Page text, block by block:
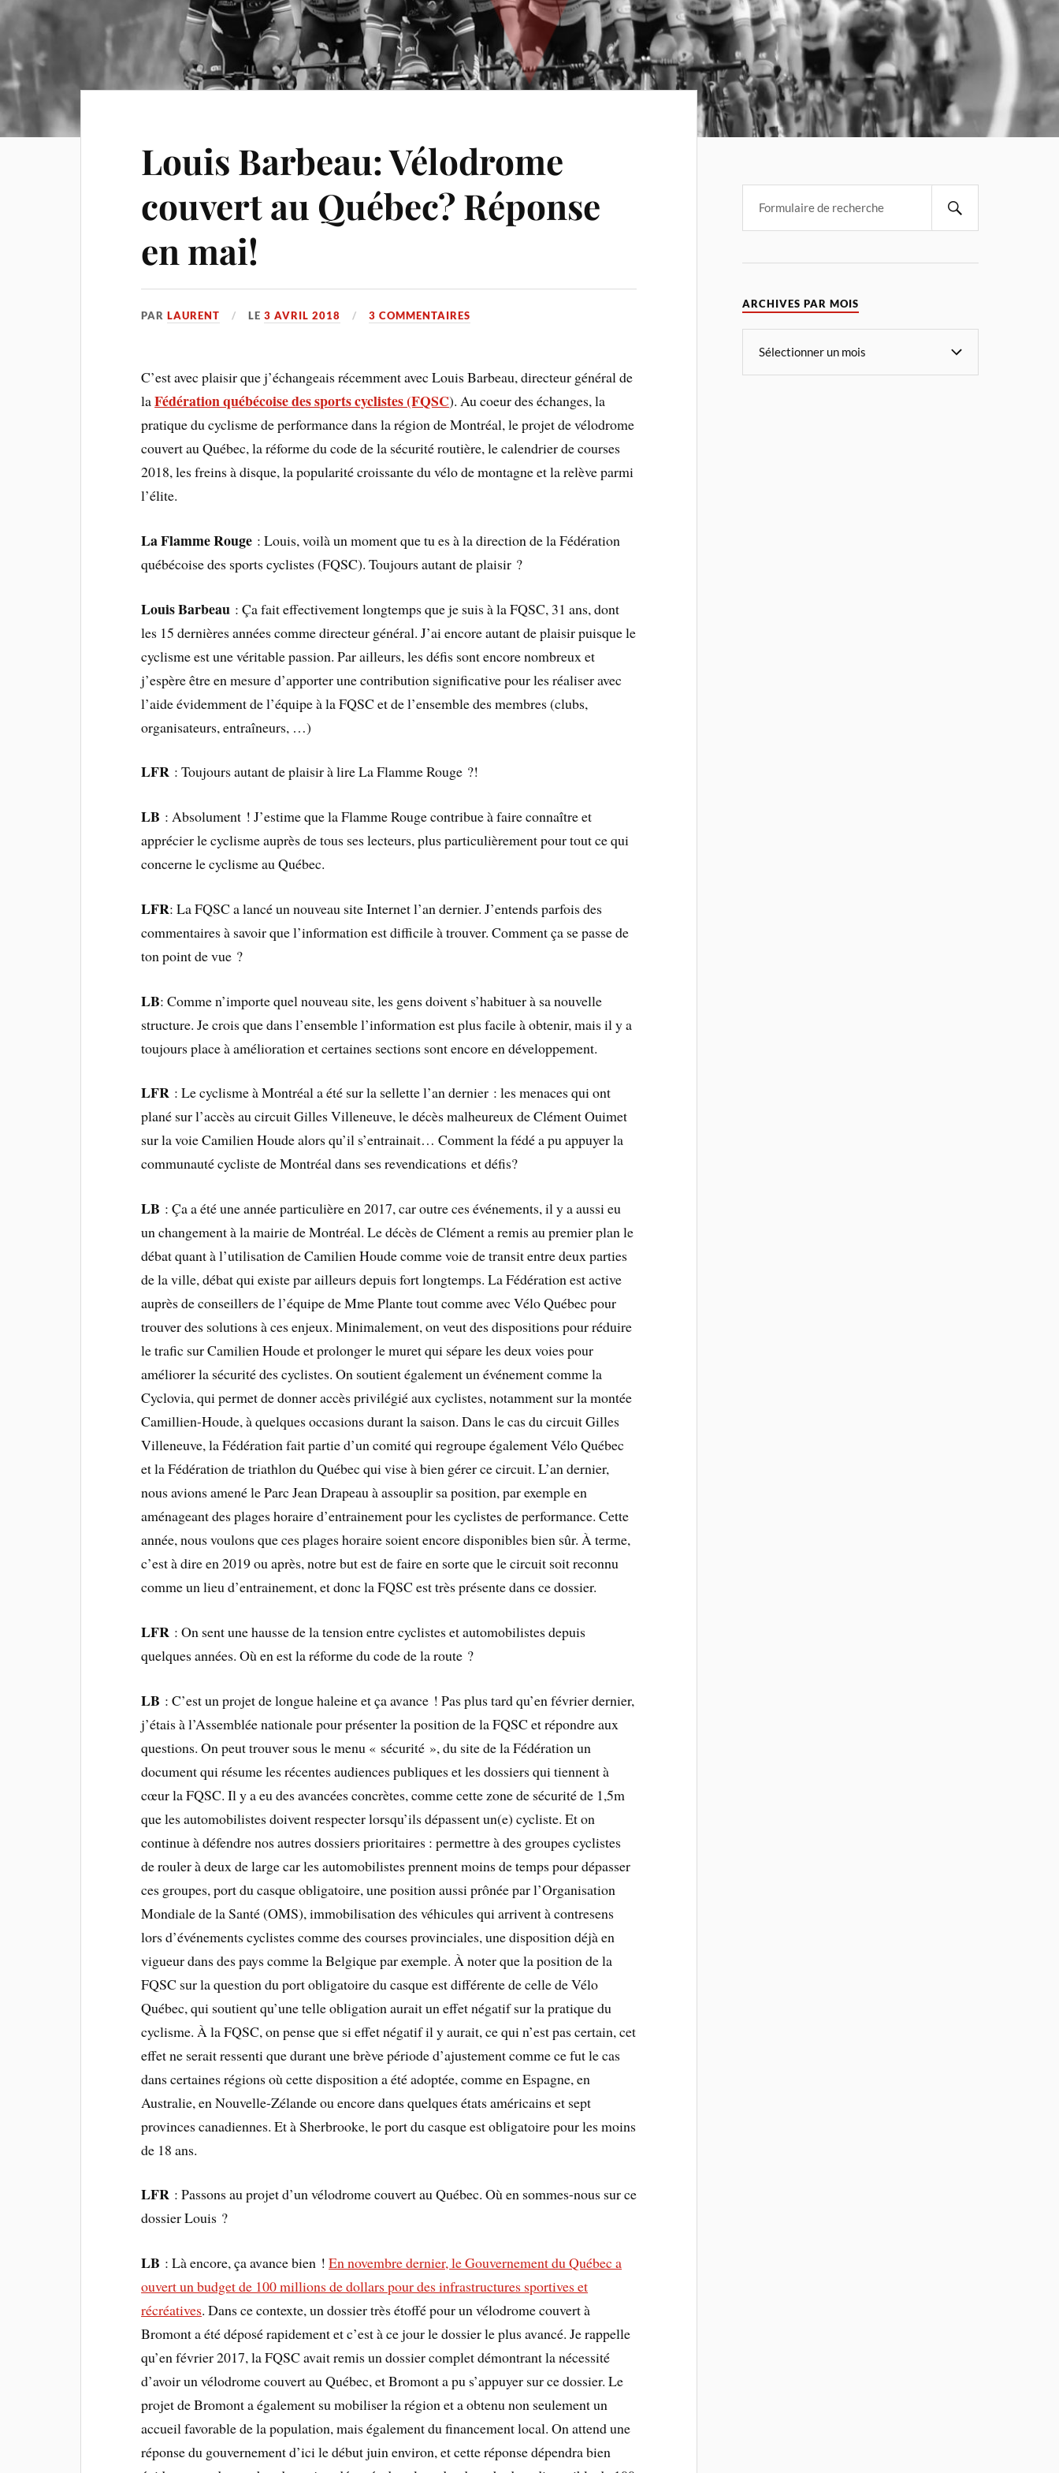
Louis Barbeau: Vélodrome
couvert au Québec? Réponse
en mai!
PARLAURENT LE3 AVRIL 2018 3 COMMENTAIRES
C’est avec plaisir que j’échangeais récemment avec Louis Barbeau, directeur général de
laFédération québécoise des sports cyclistes (FQSC). Au coeur des échanges, la
pratique du cyclisme de performance dans la région de Montréal, le projet de vélodrome
couvert au Québec, la réforme du code de la sécurité routière, le calendrier de courses
2018, les freins à disque, la popularité croissante du vélo de montagne et la relève parmi
l’élite.
La Flamme Rouge : Louis, voilà un moment que tu es à la direction de la Fédération
québécoise des sports cyclistes (FQSC). Toujours autant de plaisir ?
Louis Barbeau : Ça fait effectivement longtemps que je suis à la FQSC, 31 ans, dont
les 15 dernières années comme directeur général. J’ai encore autant de plaisir puisque le
cyclisme est une véritable passion. Par ailleurs, les défis sont encore nombreux et
j’espère être en mesure d’apporter une contribution significative pour les réaliser avec
l’aide évidemment de l’équipe à la FQSC et de l’ensemble des membres (clubs,
organisateurs, entraîneurs, …)
LFR : Toujours autant de plaisir à lire La Flamme Rouge ?!
LB : Absolument ! J’estime que la Flamme Rouge contribue à faire connaître et
apprécier le cyclisme auprès de tous ses lecteurs, plus particulièrement pour tout ce qui
concerne le cyclisme au Québec.
LFR: La FQSC a lancé un nouveau site Internet l’an dernier. J’entends parfois des
commentaires à savoir que l’information est difficile à trouver. Comment ça se passe de
ton point de vue ?
LB: Comme n’importe quel nouveau site, les gens doivent s’habituer à sa nouvelle
structure. Je crois que dans l’ensemble l’information est plus facile à obtenir, mais il y a
toujours place à amélioration et certaines sections sont encore en développement.
LFR : Le cyclisme à Montréal a été sur la sellette l’an dernier : les menaces qui ont
plané sur l’accès au circuit Gilles Villeneuve, le décès malheureux de Clément Ouimet
sur la voie Camilien Houde alors qu’il s’entrainait… Comment la fédé a pu appuyer la
communauté cycliste de Montréal dans ses revendications et défis?
LB : Ça a été une année particulière en 2017, car outre ces événements, il y a aussi eu
un changement à la mairie de Montréal. Le décès de Clément a remis au premier plan le
débat quant à l’utilisation de Camilien Houde comme voie de transit entre deux parties
de la ville, débat qui existe par ailleurs depuis fort longtemps. La Fédération est active
auprès de conseillers de l’équipe de Mme Plante tout comme avec Vélo Québec pour
trouver des solutions à ces enjeux. Minimalement, on veut des dispositions pour réduire
le trafic sur Camilien Houde et prolonger le muret qui sépare les deux voies pour
améliorer la sécurité des cyclistes. On soutient également un événement comme la
Cyclovia, qui permet de donner accès privilégié aux cyclistes, notamment sur la montée
Camillien-Houde, à quelques occasions durant la saison. Dans le cas du circuit Gilles
Villeneuve, la Fédération fait partie d’un comité qui regroupe également Vélo Québec
et la Fédération de triathlon du Québec qui vise à bien gérer ce circuit. L’an dernier,
nous avions amené le Parc Jean Drapeau à assouplir sa position, par exemple en
aménageant des plages horaire d’entrainement pour les cyclistes de performance. Cette
année, nous voulons que ces plages horaire soient encore disponibles bien sûr. À terme,
c’est à dire en 2019 ou après, notre but est de faire en sorte que le circuit soit reconnu
comme un lieu d’entrainement, et donc la FQSC est très présente dans ce dossier.
LFR : On sent une hausse de la tension entre cyclistes et automobilistes depuis
quelques années. Où en est la réforme du code de la route ?
LB : C’est un projet de longue haleine et ça avance ! Pas plus tard qu’en février dernier,
j’étais à l’Assemblée nationale pour présenter la position de la FQSC et répondre aux
questions. On peut trouver sous le menu « sécurité », du site de la Fédération un
document qui résume les récentes audiences publiques et les dossiers qui tiennent à
cœur la FQSC. Il y a eu des avancées concrètes, comme cette zone de sécurité de 1,5m
que les automobilistes doivent respecter lorsqu’ils dépassent un(e) cycliste. Et on
continue à défendre nos autres dossiers prioritaires : permettre à des groupes cyclistes
de rouler à deux de large car les automobilistes prennent moins de temps pour dépasser
ces groupes, port du casque obligatoire, une position aussi prônée par l’Organisation
Mondiale de la Santé (OMS), immobilisation des véhicules qui arrivent à contresens
lors d’événements cyclistes comme des courses provinciales, une disposition déjà en
vigueur dans des pays comme la Belgique par exemple. À noter que la position de la
FQSC sur la question du port obligatoire du casque est différente de celle de Vélo
Québec, qui soutient qu’une telle obligation aurait un effet négatif sur la pratique du
cyclisme. À la FQSC, on pense que si effet négatif il y aurait, ce qui n’est pas certain, cet
effet ne serait ressenti que durant une brève période d’ajustement comme ce fut le cas
dans certaines régions où cette disposition a été adoptée, comme en Espagne, en
Australie, en Nouvelle-Zélande ou encore dans quelques états américains et sept
provinces canadiennes. Et à Sherbrooke, le port du casque est obligatoire pour les moins
de 18 ans.
LFR : Passons au projet d’un vélodrome couvert au Québec. Où en sommes-nous sur ce
dossier Louis ?
LB : Là encore, ça avance bien !En novembre dernier, le Gouvernement du Québec a
ouvert un budget de 100 millions de dollars pour des infrastructures sportives et
récréatives. Dans ce contexte, un dossier très étoffé pour un vélodrome couvert à
Bromont a été déposé rapidement et c’est à ce jour le dossier le plus avancé. Je rappelle
qu’en février 2017, la FQSC avait remis un dossier complet démontrant la nécessité
d’avoir un vélodrome couvert au Québec, et Bromont a pu s’appuyer sur ce dossier. Le
projet de Bromont a également su mobiliser la région et a obtenu non seulement un
accueil favorable de la population, mais également du financement local. On attend une
réponse du gouvernement d’ici le début juin environ, et cette réponse dépendra bien
ARCHIVES PAR MOIS